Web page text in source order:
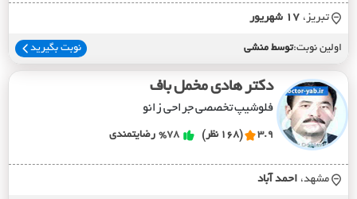
تبریز، 17 شهريور
اولین نوبت:توسط منشی نوبت بگیرید
دکتر هادی مخمل باف
فلوشیپ تخصصی جراحی زانو
3.9 (168 نظر) %78 رضایتمندی
مشهد، احمد آباد